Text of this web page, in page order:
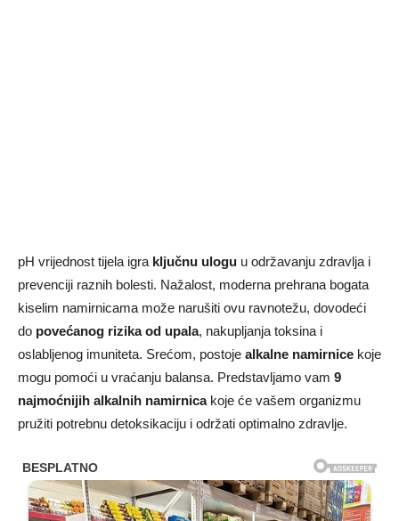
pH vrijednost tijela igra ključnu ulogu u održavanju zdravlja i
prevenciji raznih bolesti. Nažalost, moderna prehrana bogata
kiselim namirnicama može narušiti ovu ravnotežu, dovodeći
do povećanog rizika od upala, nakupljanja toksina i
oslabljenog imuniteta. Srećom, postoje alkalne namirnice koje
mogu pomoći u vraćanju balansa. Predstavljamo vam 9
najmoćnijih alkalnih namirnicakoje će vašem organizmu
pružiti potrebnu detoksikaciju i održati optimalno zdravlje.